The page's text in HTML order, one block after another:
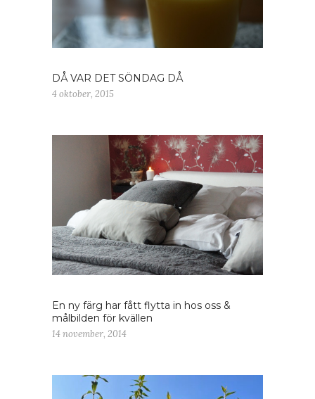
DÅ VAR DET SÖNDAG DÅ
4 oktober, 2015
En ny färg har fått flytta in hos oss &
målbilden för kvällen
14 november, 2014